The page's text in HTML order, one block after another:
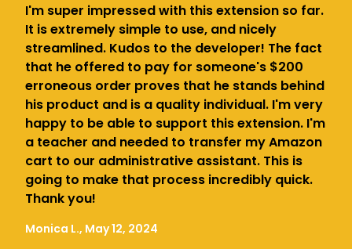
I'm super impressed with this extension so far.
It is extremely simple to use, and nicely
streamlined. Kudos to the developer! The fact
that he offered to pay for someone's $200
erroneous order proves that he stands behind
his product and is a quality individual. I'm very
happy to be able to support this extension. I'm
a teacher and needed to transfer my Amazon
cart to our administrative assistant. This is
going to make that process incredibly quick.
Thank you!
Monica L., May 12, 2024